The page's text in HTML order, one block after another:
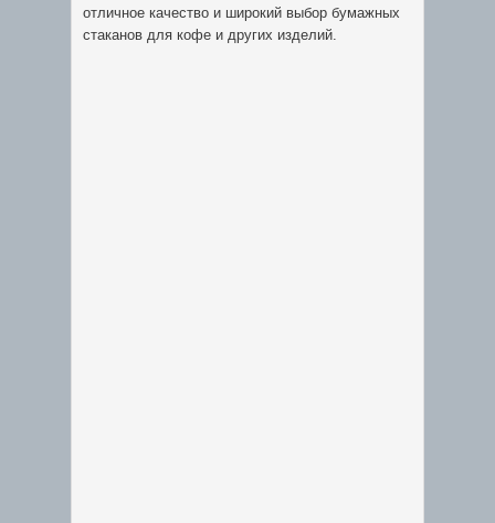
отличное качество и широкий выбор бумажных
стаканов для кофе и других изделий.